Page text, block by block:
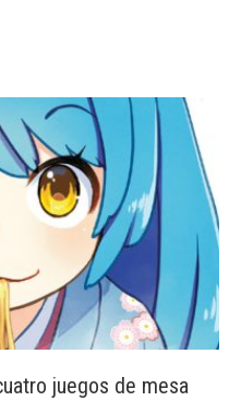
juegos de mesa